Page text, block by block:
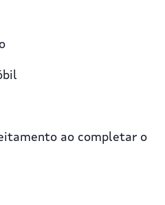
ao completar o